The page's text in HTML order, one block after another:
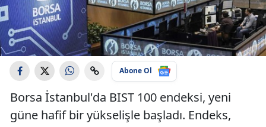
Abone Ol
Borsa İstanbul'da BIST 100 endeksi, yeni
güne hafif bir yükselişle başladı. Endeks,